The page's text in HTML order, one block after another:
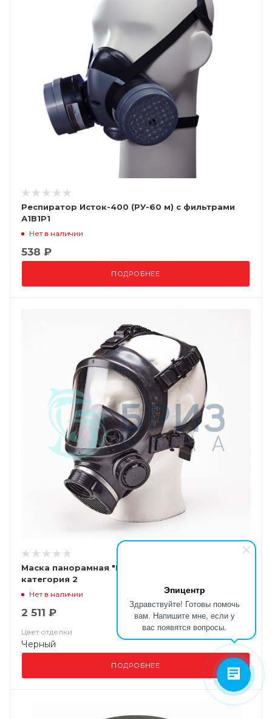
Эпицентр
Здравствуйте! Готовы помочь
вам. Напишите мне, если у
вас появятся вопросы.
Респиратор Исток-400 (РУ-60 м) с фильтрами
А1В1Р1
Нет в наличии
538 ₽
ПОДРОБНЕЕ
Маска панорамная "БРИЗ-4301М (ППМ)"
категория 2
Нет в наличии
2 511 ₽
Цвет отделки
Черный
ПОДРОБНЕЕ